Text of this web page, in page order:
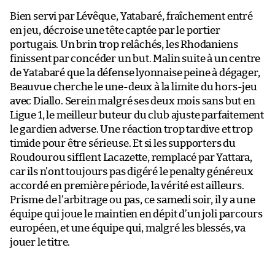
Bien servi par Lévêque, Yatabaré, fraîchement entré
en jeu, décroise une tête captée par le portier
portugais. Un brin trop relâchés, les Rhodaniens
finissent par concéder un but. Malin suite à un centre
de Yatabaré que la défense lyonnaise peine à dégager,
Beauvue cherche le une-deux à la limite du hors-jeu
avec Diallo. Serein malgré ses deux mois sans but en
Ligue 1, le meilleur buteur du club ajuste parfaitement
le gardien adverse. Une réaction trop tardive et trop
timide pour être sérieuse. Et si les supporters du
Roudourou sifflent Lacazette, remplacé par Yattara,
car ils n’ont toujours pas digéré le penalty généreux
accordé en première période, la vérité est ailleurs.
Prisme de l’arbitrage ou pas, ce samedi soir, il y a une
équipe qui joue le maintien en dépit d’un joli parcours
européen, et une équipe qui, malgré les blessés, va
jouer le titre.